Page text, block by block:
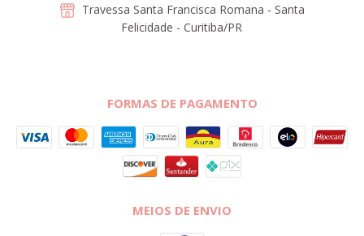
Travessa Santa Francisca Romana - Santa
Felicidade - Curitiba/PR
FORMAS DE PAGAMENTO
MEIOS DE ENVIO